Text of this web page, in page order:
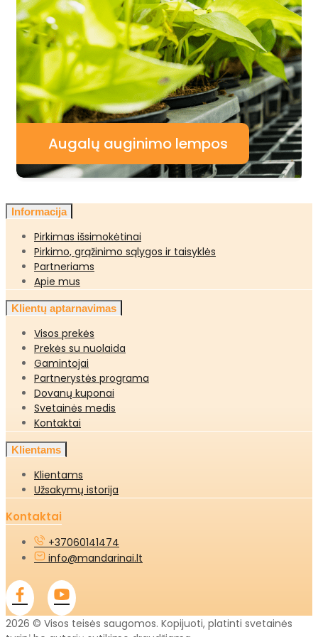
Augalų auginimo lempos
Informacija
Pirkimas išsimokėtinai
Pirkimo, grąžinimo sąlygos ir taisyklės
Partneriams
Apie mus
Klientų aptarnavimas
Visos prekės
Prekės su nuolaida
Gamintojai
Partnerystės programa
Dovanų kuponai
Svetainės medis
Kontaktai
Klientams
Klientams
Užsakymų istorija
Kontaktai
+37060141474
info@mandarinai.lt
2026 © Visos teisės saugomos. Kopijuoti, platinti svetainės